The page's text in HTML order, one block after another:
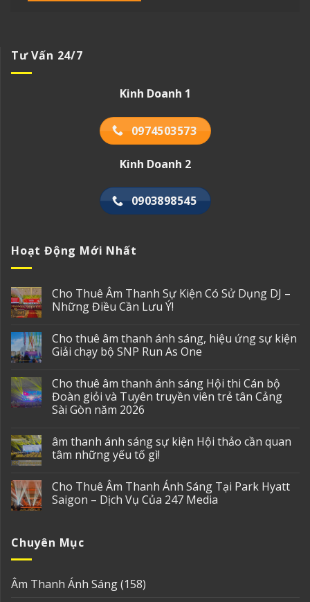
Tư Vấn 24/7
Kinh Doanh 1
0974503573
Kinh Doanh 2
0903898545
Hoạt Động Mới Nhất
Cho Thuê Âm Thanh Sự Kiện Có Sử Dụng DJ –
Những Điều Cần Lưu Ý!
Cho thuê âm thanh ánh sáng, hiệu ứng sự kiện
Giải chạy bộ SNP Run As One
Cho thuê âm thanh ánh sáng Hội thi Cán bộ
Đoàn giỏi và Tuyên truyền viên trẻ tân Cảng
Sài Gòn năm 2026
âm thanh ánh sáng sự kiện Hội thảo cần quan
tâm những yếu tố gì!
Cho Thuê Âm Thanh Ánh Sáng Tại Park Hyatt
Saigon – Dịch Vụ Của 247 Media
Chuyên Mục
Âm Thanh Ánh Sáng(158)